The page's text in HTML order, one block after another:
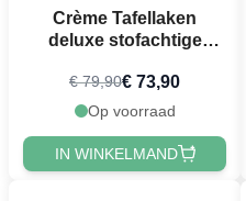
Crème Tafellaken
deluxe stofachtige
€ 79,90€ 73,90
Op voorraad
IN WINKELMAND